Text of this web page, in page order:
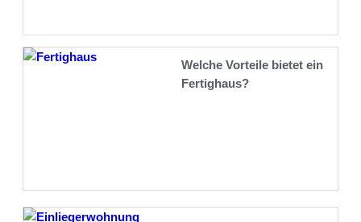
Welche Vorteile bietet ein
Fertighaus?